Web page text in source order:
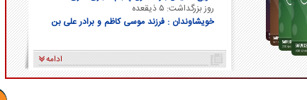
روز بزرگداشت: ۵ ذیقعده
خویشاوندان : فرزند موسی کاظم و برادر علی بن
ادامه